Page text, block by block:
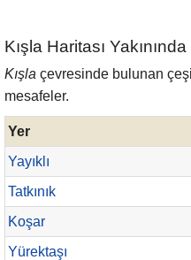
Kışla Haritası
Kışla çevresinde bulunan
mesafeler.
Yer
Yayıklı
Tatkınık
Koşar
Yürektaşı